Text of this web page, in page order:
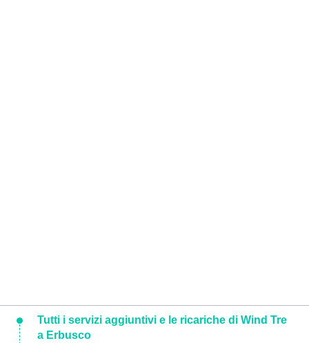
Tutti i servizi aggiuntivi e le ricariche di Wind Tre
a Erbusco